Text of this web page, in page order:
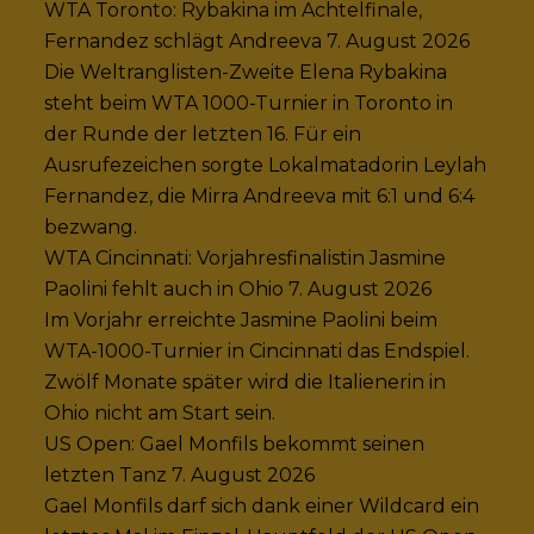
WTA Toronto: Rybakina im Achtelfinale,
Fernandez schlägt Andreeva 7. August 2026
Die Weltranglisten-Zweite Elena Rybakina
steht beim WTA 1000-Turnier in Toronto in
der Runde der letzten 16. Für ein
Ausrufezeichen sorgte Lokalmatadorin Leylah
Fernandez, die Mirra Andreeva mit 6:1 und 6:4
bezwang.
WTA Cincinnati: Vorjahresfinalistin Jasmine
Paolini fehlt auch in Ohio 7. August 2026
Im Vorjahr erreichte Jasmine Paolini beim
WTA-1000-Turnier in Cincinnati das Endspiel.
Zwölf Monate später wird die Italienerin in
Ohio nicht am Start sein.
US Open: Gael Monfils bekommt seinen
letzten Tanz 7. August 2026
Gael Monfils darf sich dank einer Wildcard ein